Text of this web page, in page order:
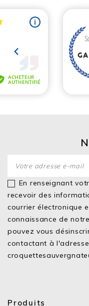
En renseignant
recevoir des
courrier électronique
connaissance de
pouvez vous
contactant à l'adresse
Produits